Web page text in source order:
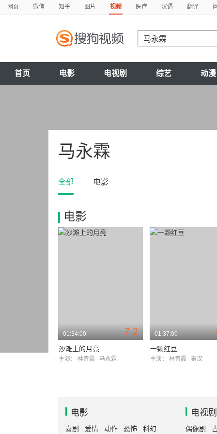
网页 微信 知乎 图片 视频 医疗 汉语 翻译
首页 电影 电视剧 综艺 动漫
马永霖
全部 电影
电影
7.2
01:34:00
沙滩上的月亮
主演： 林青霞 马永霖
01:37:00
一颗红豆
主演： 林青霞 秦汉
电影
喜剧 爱情 动作 恐怖 科幻
电视剧
偶像剧